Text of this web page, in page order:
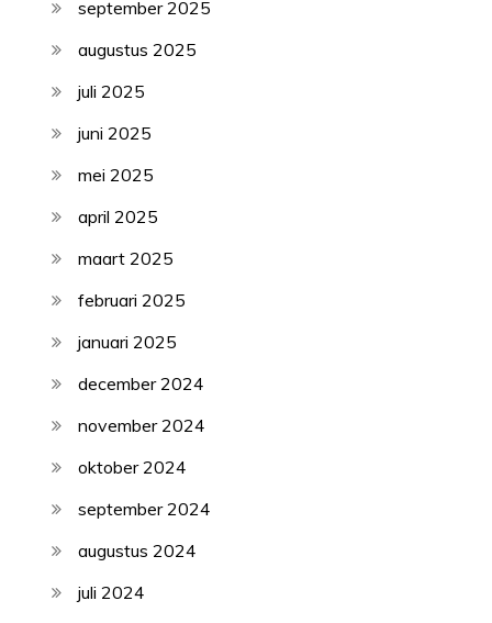
september 2025
augustus 2025
juli 2025
juni 2025
mei 2025
april 2025
maart 2025
februari 2025
januari 2025
december 2024
november 2024
oktober 2024
september 2024
augustus 2024
juli 2024